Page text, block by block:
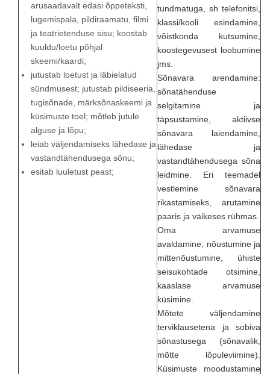
arusaadavalt edasi õppeteksti,
lugemispala, pildiraamatu, filmi
ja teatrietenduse sisu; koostab
kuuldu/loetu põhjal
skeemi/kaardi;
jutustab loetust ja läbielatud
sündmusest; jutustab pildiseeria,
tugisõnade, märksõnaskeemi ja
küsimuste toel; mõtleb jutule
alguse ja lõpu;
leiab väljendamiseks lähedase ja
vastandtähendusega sõnu;
esitab luuletust peast;
tundmatuga, sh telefonitsi,
klassi/kooli esindamine,
võistkonda kutsumine,
koostegevusest loobumine
jms.
Sõnavara arendamine:
sõnatähenduse
selgitamine ja
täpsustamine, aktiivse
sõnavara laiendamine,
lähedase ja
vastandtähendusega sõna
leidmine. Eri teemadel
vestlemine sõnavara
rikastamiseks, arutamine
paaris ja väikeses rühmas.
Oma arvamuse
avaldamine, nõustumine ja
mittenõustumine, ühiste
seisukohtade otsimine,
kaaslase arvamuse
küsimine.
Mõtete väljendamine
terviklausetena ja sobiva
sõnastusega (sõnavalik,
mõtte lõpuleviimine).
Küsimuste moodustamine